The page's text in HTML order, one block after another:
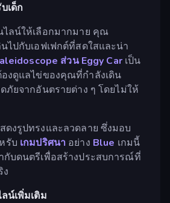
เด็ก
ไลน์ให้เลือกมากมาย คุณ
ไปกับเอฟเฟกต์ที่สดใสและน่า
ส่วน Eggy Carเป็น
งดูแลไข่ของคุณที่กำลังเดิน
ภัยจากอันตรายต่าง ๆ โดยไม่ให้
ดงรูปทรงและลวดลาย ซึ่งมอบ
รับ เกมปริศนา อย่าง Blue เกมนี้
กับดนตรีเพื่อสร้างประสบการณ์ที่
น์เพิ่มเติม